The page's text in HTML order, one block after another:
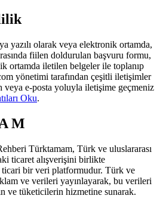
yazılı olarak veya elektronik ortamda,
fiilen doldurulan başvuru formu,
ortamda iletilen belgeler ile toplanıp
yönetimi tarafından çeşitli iletişimler
veya e-posta yoluyla iletişime geçmeniz
Oku.
M
Türktamam, Türk ve uluslararası
ticaret alışverişini birlikte
ticari bir veri platformudur. Türk ve
ve verileri yayınlayarak, bu verileri
ve tüketicilerin hizmetine sunarak.